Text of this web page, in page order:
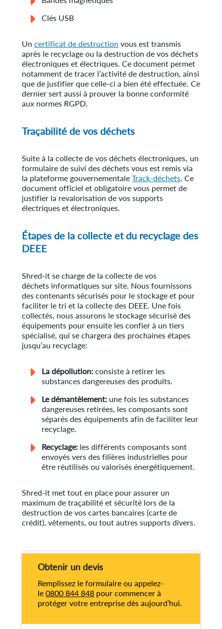
Clés USB
Uncertificat de destruction vous est transmis
après le recyclage ou la destruction de vos déchets
électroniques et électriques. Ce document permet
notamment de tracer l’activité de destruction, ainsi
que de justifier que celle-ci a bien été effectuée. Ce
dernier sert aussi à prouver la bonne conformité
aux normes RGPD.
Traçabilité de vos déchets
Suite à la collecte de vos déchets électroniques, un
formulaire de suivi des déchets vous est remis via
la plateforme gouvernementaleTrack-déchets. Ce
document officiel et obligatoire vous permet de
justifier la revalorisation de vos supports
électriques et électroniques.
Étapes de la collecte et du recyclage des
DEEE
Shred-it se charge de la collecte de vos
déchets informatiques sur site. Nous fournissons
des contenants sécurisés pour le stockage et pour
faciliter le tri et la collecte des DEEE. Une fois
collectés, nous assurons le stockage sécurisé des
équipements pour ensuite les confier à un tiers
spécialisé, qui se chargera des prochaines étapes
jusqu’au recyclage:
La dépollution:consiste à retirer les
substances dangereuses des produits.
Le démantèlement: une fois les substances
dangereuses retirées, les composants sont
séparés des équipements afin de faciliter leur
recyclage.
Recyclage: les différents composants sont
envoyés vers des filières industrielles pour
être réutilisés ou valorisés énergétiquement.
Shred-it met tout en place pour assurer un
maximum de traçabilité et sécurité lors de la
destruction de vos cartes bancaires (carte de
crédit), vêtements, ou tout autres supports divers.
Obtenir un devis
Remplissez le formulaire ou appelez-
le0800 844 848 pour commencer à
protéger votre entreprise dès aujourd’hui.